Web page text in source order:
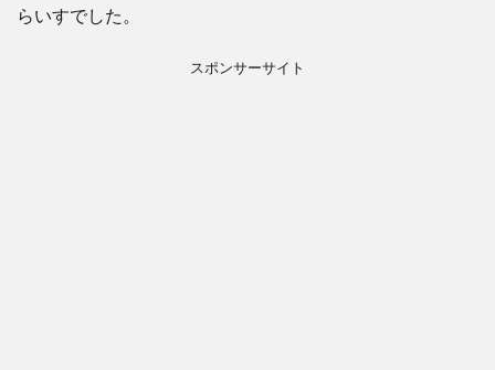
らいすでした。
スポンサーサイト